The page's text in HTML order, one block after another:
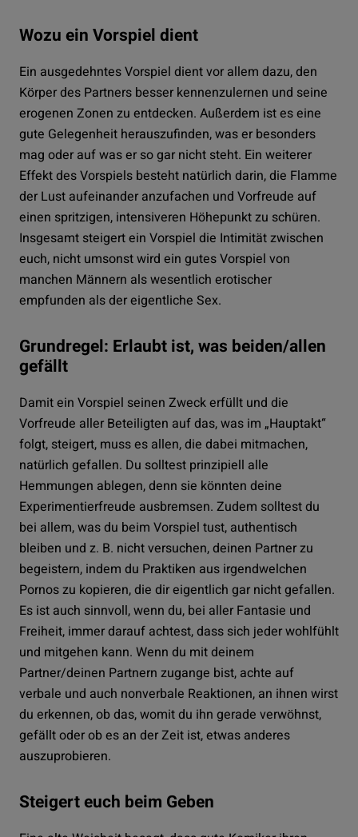
Wozu ein Vorspiel dient
Ein ausgedehntes Vorspiel dient vor allem dazu, den
Körper des Partners besser kennenzulernen und seine
erogenen Zonen zu entdecken. Außerdem ist es eine
gute Gelegenheit herauszufinden, was er besonders
mag oder auf was er so gar nicht steht. Ein weiterer
Effekt des Vorspiels besteht natürlich darin, die Flamme
der Lust aufeinander anzufachen und Vorfreude auf
einen spritzigen, intensiveren Höhepunkt zu schüren.
Insgesamt steigert ein Vorspiel die Intimität zwischen
euch, nicht umsonst wird ein gutes Vorspiel von
manchen Männern als wesentlich erotischer
empfunden als der eigentliche Sex.
Grundregel: Erlaubt ist, was beiden/allen
gefällt
Damit ein Vorspiel seinen Zweck erfüllt und die
Vorfreude aller Beteiligten auf das, was im „Hauptakt“
folgt, steigert, muss es allen, die dabei mitmachen,
natürlich gefallen. Du solltest prinzipiell alle
Hemmungen ablegen, denn sie könnten deine
Experimentierfreude ausbremsen. Zudem solltest du
bei allem, was du beim Vorspiel tust, authentisch
bleiben und z. B. nicht versuchen, deinen Partner zu
begeistern, indem du Praktiken aus irgendwelchen
Pornos zu kopieren, die dir eigentlich gar nicht gefallen.
Es ist auch sinnvoll, wenn du, bei aller Fantasie und
Freiheit, immer darauf achtest, dass sich jeder wohlfühlt
und mitgehen kann. Wenn du mit deinem
Partner/deinen Partnern zugange bist, achte auf
verbale und auch nonverbale Reaktionen, an ihnen wirst
du erkennen, ob das, womit du ihn gerade verwöhnst,
gefällt oder ob es an der Zeit ist, etwas anderes
auszuprobieren.
Steigert euch beim Geben